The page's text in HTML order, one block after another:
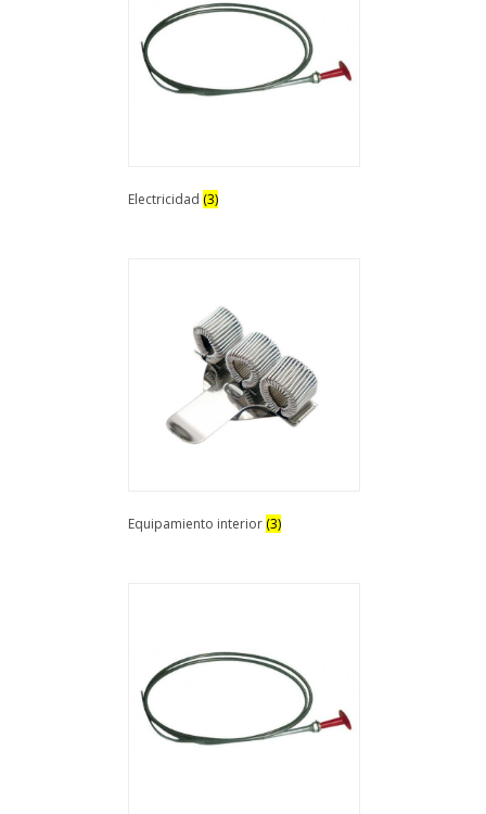
Electricidad (3)
Equipamiento interior (3)